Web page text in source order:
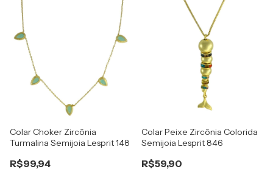
Colar Choker Zircônia
Turmalina Semijoia Lesprit 148
R$99,94
Colar Peixe Zircônia Colorida
Semijoia Lesprit 846
R$59,90